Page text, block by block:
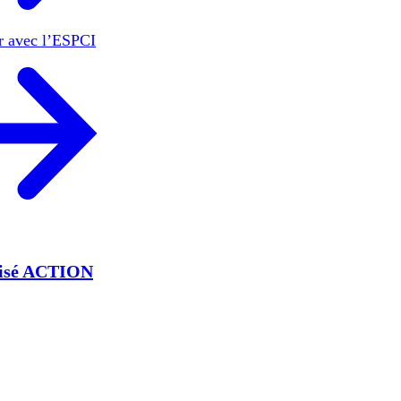
avec l’ESPCI
ACTION